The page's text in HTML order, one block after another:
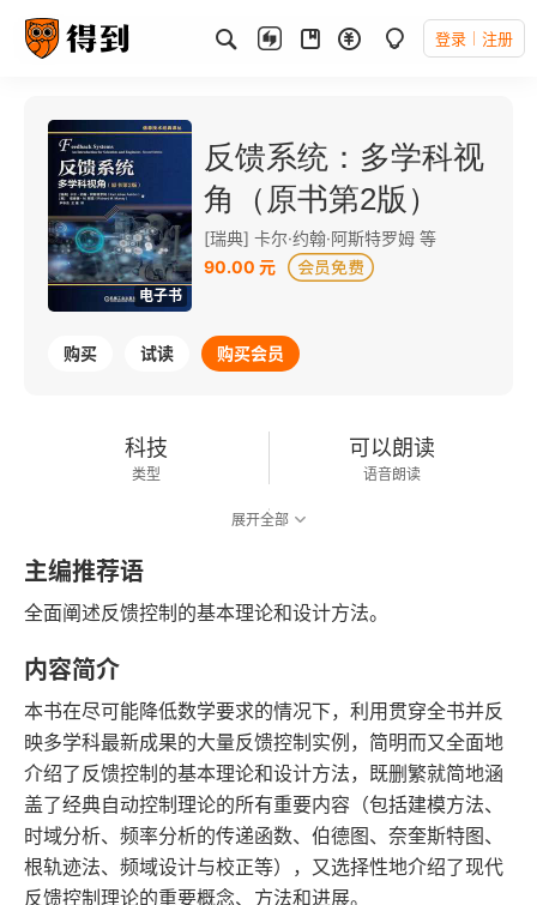
登录 注册
电子书
反馈系统：多学科视
角（原书第2版）
[瑞典] 卡尔·约翰·阿斯特罗姆 等
90.00 元
购买 试读 购买会员
科技
类型
可以朗读
语音朗读
展开全部
主编推荐语
全面阐述反馈控制的基本理论和设计方法。
内容简介
本书在尽可能降低数学要求的情况下，利用贯穿全书并反
映多学科最新成果的大量反馈控制实例，简明而又全面地
介绍了反馈控制的基本理论和设计方法，既删繁就简地涵
盖了经典自动控制理论的所有重要内容（包括建模方法、
时域分析、频率分析的传递函数、伯德图、奈奎斯特图、
根轨迹法、频域设计与校正等），又选择性地介绍了现代
反馈控制理论的重要概念、方法和进展。